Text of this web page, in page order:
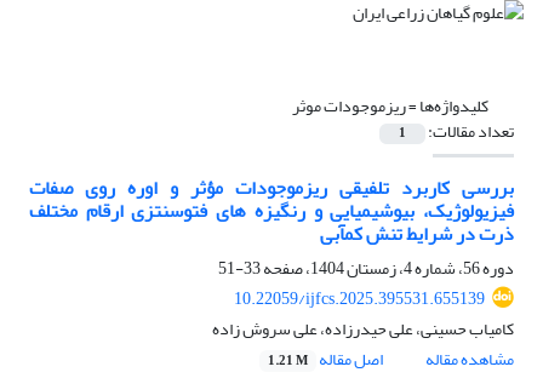
کلیدواژه‌ها =ریزموجودات موثر
تعداد مقالات: 1
بررسی کاربرد تلفیقی ریزموجودات مؤثر و اوره روی صفات
فیزیولوژیک، بیوشیمیایی و رنگیزه ‏های فتوسنتزی ارقام مختلف
ذرت در شرایط تنش کم‏آبی
دوره 56، شماره 4، زمستان 1404، صفحه
33-51
10.22059/ijfcs.2025.395531.655139
کامیاب حسینی، علی حیدرزاده، علی سروش زاده
مشاهده مقاله
اصل مقاله 1.21 M